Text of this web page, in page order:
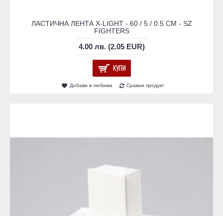
ЛАСТИЧНА ЛЕНТА X-LIGHT - 60 / 5 / 0.5 СМ - SZ
FIGHTERS
4.00 лв. (2.05 EUR)
КУПИ
Добави в любими Сравни продукт